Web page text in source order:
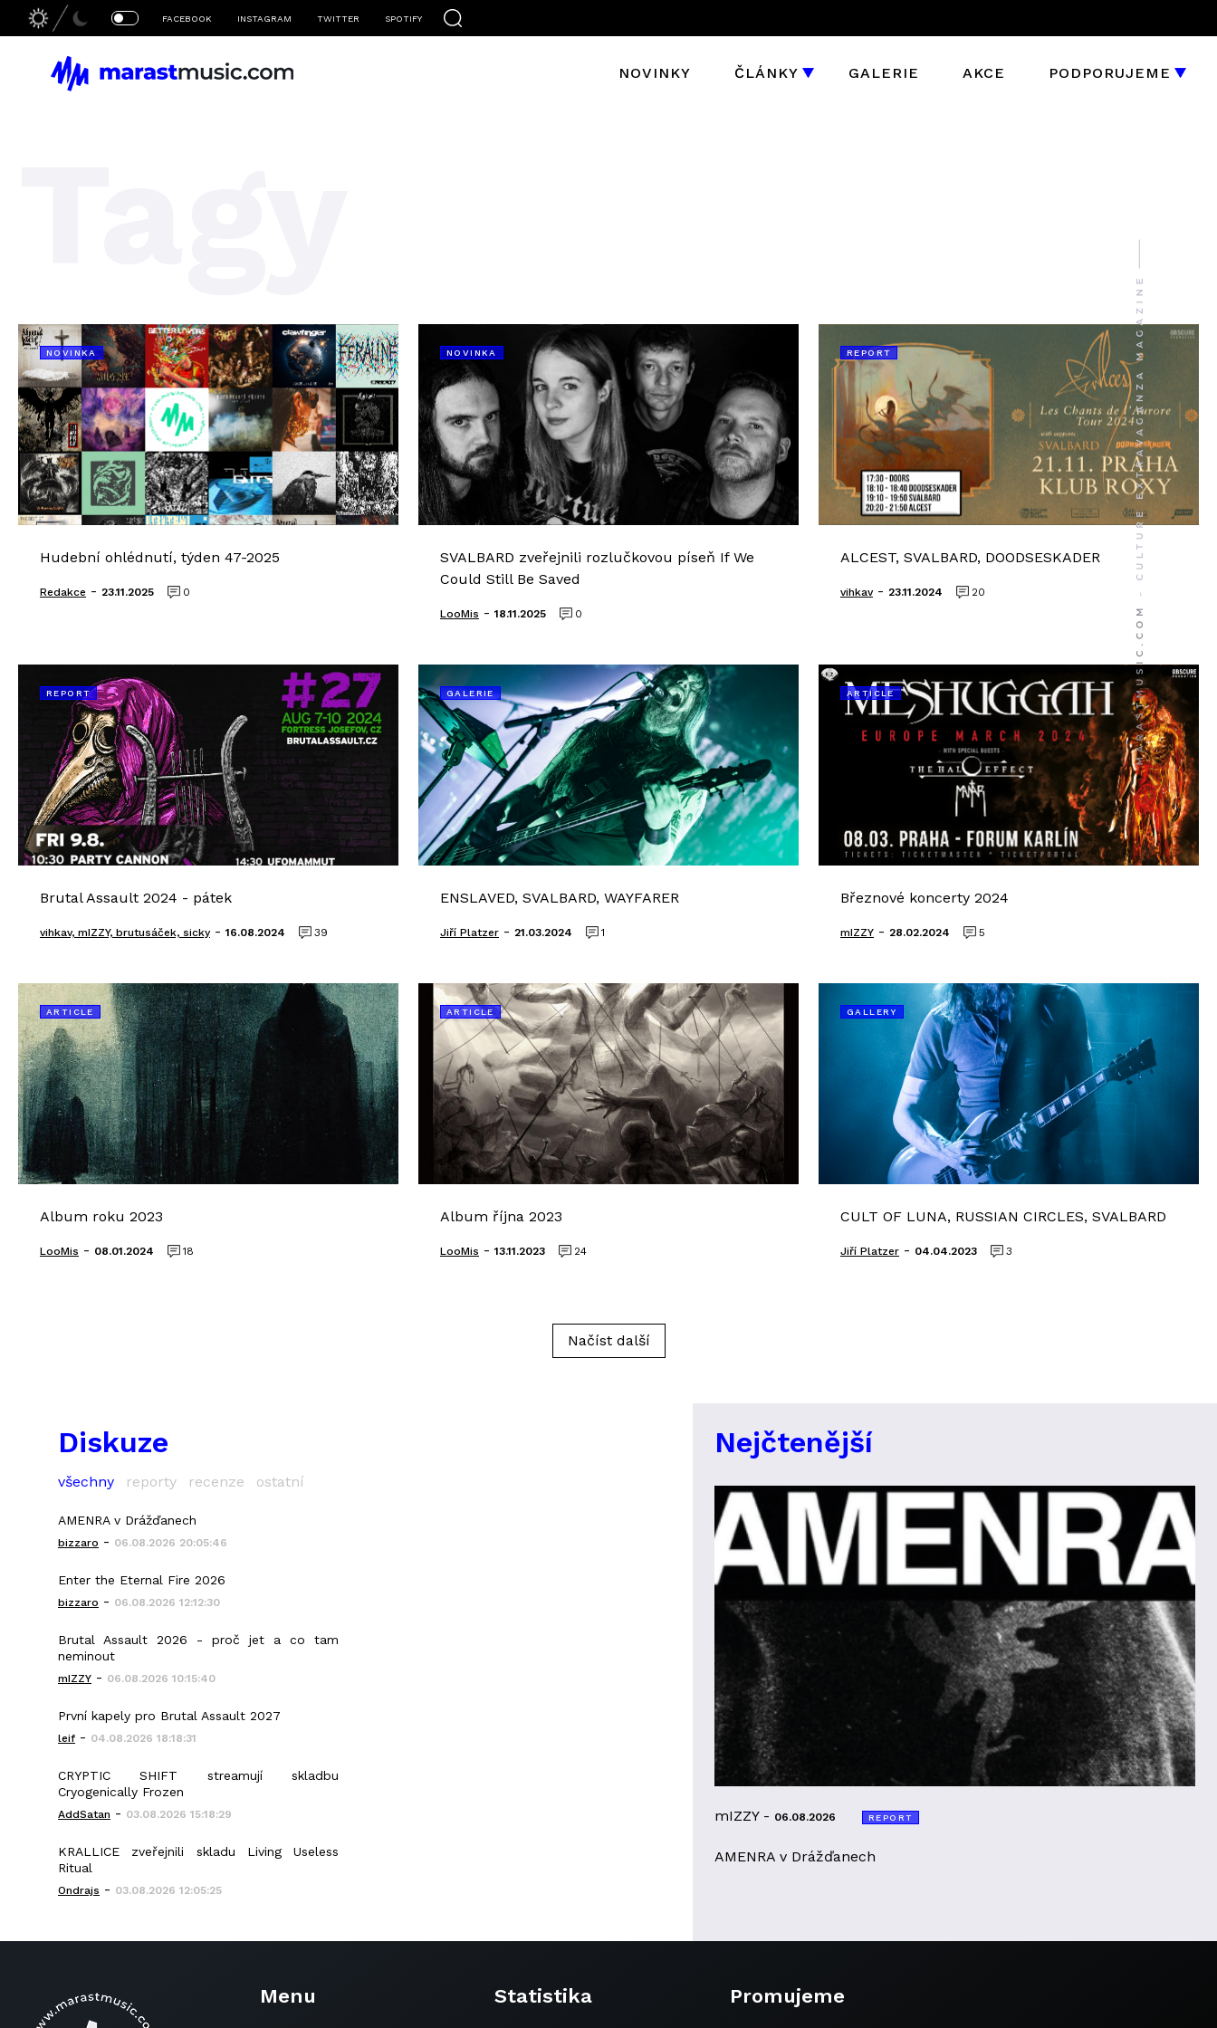
FACEBOOK INSTAGRAM TWITTER SPOTIFY
NOVINKY ČLÁNKY GALERIE AKCE PODPORUJEME
NOVINKA
Hudební ohlédnutí, týden 47-2025
Redakce - 23.11.2025 0
NOVINKA
SVALBARD zveřejnili rozlučkovou píseň If We
Could Still Be Saved
LooMis - 18.11.2025 0
REPORT
ALCEST, SVALBARD, DOODSESKADER
vihkav- 23.11.2024 20
REPORT
Brutal Assault 2024 - pátek
vihkav, mIZZY, brutusáček, sicky - 16.08.2024 39
GALERIE
ENSLAVED, SVALBARD, WAYFARER
Jiří Platzer - 21.03.2024 1
ARTICLE
Březnové koncerty 2024
mIZZY - 28.02.2024 5
ARTICLE
Album roku 2023
LooMis - 08.01.2024 18
ARTICLE
Album října 2023
LooMis - 13.11.2023 24
GALLERY
CULT OF LUNA, RUSSIAN CIRCLES, SVALBARD
Jiří Platzer - 04.04.2023 3
Načíst další
Diskuze
všechny reporty recenze ostatní
AMENRA v Drážďanech
bizzaro - 06.08.2026 20:05:46
Enter the Eternal Fire 2026
bizzaro - 06.08.2026 12:12:30
Brutal Assault 2026 - proč jet a co tam
neminout
mIZZY - 06.08.2026 10:15:40
První kapely pro Brutal Assault 2027
leif - 04.08.2026 18:18:31
CRYPTIC SHIFT streamují skladbu
Cryogenically Frozen
AddSatan - 03.08.2026 15:18:29
KRALLICE zveřejnili skladu Living Useless
Ritual
Ondrajs - 03.08.2026 12:05:25
Nejčtenější
mIZZY - 06.08.2026 REPORT
AMENRA v Drážďanech
Menu Statistika Promujeme